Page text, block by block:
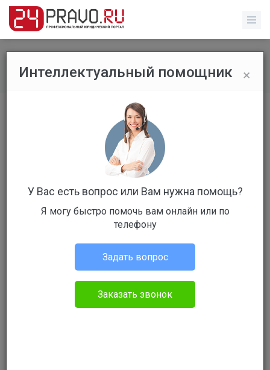
Все вопросы / Без указания категории
Без названия
Вопрос уже решен
Здравствуйте! Если банковский сотрудник
×
Интеллектуальный помощник
У Вас есть вопрос или Вам нужна помощь?
Я могу быстро помочь вам онлайн или по
телефону
Задать вопрос
Заказать звонок